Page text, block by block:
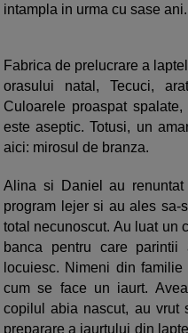
intampla in urma cu sase ani.
Fabrica de prelucrare a
orasului natal, Tecuci,
Culoarele proaspat
este aseptic. Totusi, un
aici: mirosul de branza.
Alina si Daniel au
program lejer si au ales sa-
total necunoscut. Au luat un
banca pentru care
locuiesc. Nimeni din
cum se face un iaurt.
copilul abia nascut, au vrut
preparare a iaurtului din